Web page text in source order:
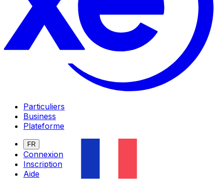
Particuliers
Business
Plateforme
FR
Connexion
Inscription
Aide